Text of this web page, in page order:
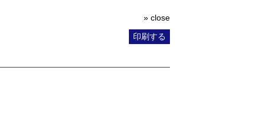
» close
印刷する